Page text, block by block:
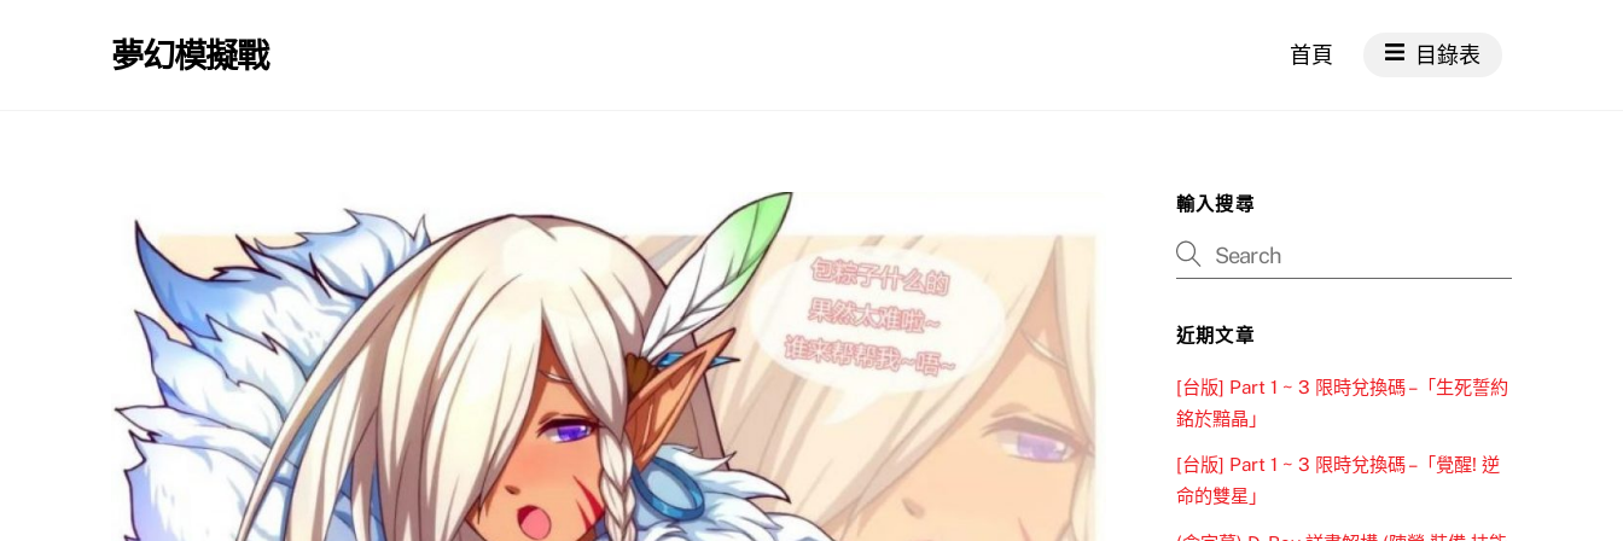
夢幻模擬戰 首頁 目錄表
輸入搜尋
近期文章
[台版] Part 1 ~ 3 限時兌換碼 –「生死誓約
銘於黯晶」
[台版] Part 1 ~ 3 限時兌換碼 –「覺醒! 逆
命的雙星」